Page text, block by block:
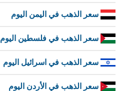
سعر الذهب في اليمن اليوم
سعر الذهب في فلسطين اليوم
سعر الذهب في اسرائيل اليوم
سعر الذهب في الأردن اليوم